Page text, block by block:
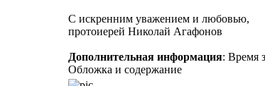
С искренним уважением и любовью,
протоиерей Николай Агафонов
Дополнительная информация: Время
Обложка и содержание